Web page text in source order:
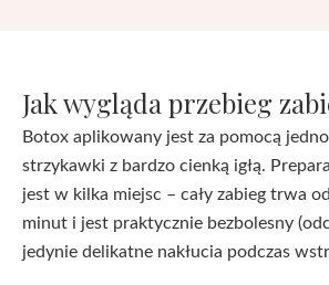
Jak wygląda przebieg
Botox aplikowany jest za pomocą
strzykawki z bardzo cienką igłą.
jest w kilka miejsc – cały zabieg trwa
minut i jest praktycznie bezbolesny
jedynie delikatne nakłucia podczas